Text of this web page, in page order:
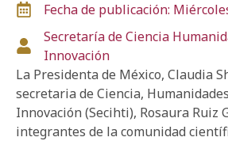
Fecha de publicación:
Secretaría de Ciencia
Innovación
La Presidenta de México, Claudia
secretaria de Ciencia,
Innovación (Secihti), Rosaura Ruiz
integrantes de la comunidad